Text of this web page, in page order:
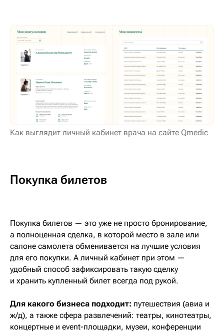
Как выглядит личный кабинет врача на сайте Qmedic
Покупка билетов
Покупка билетов — это уже не просто бронирование,
а полноценная сделка, в которой место в зале или
салоне самолета обменивается на лучшие условия
для его покупки. А личный кабинет при этом —
удобный способ зафиксировать такую сделку
и хранить купленный билет всегда под рукой.
Для какого бизнеса подходит: путешествия (авиа и
ж/д), а также сфера развлечений: театры, кинотеатры,
концертные и event-площадки, музеи, конференции